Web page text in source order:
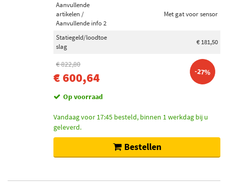
Aanvullende
artikelen /
Aanvullende info 2
Met gat voor sensor
Statiegeld/loodtoe
slag
€ 181,50
€ 822,80
€ 600,64 -27%
Op voorraad
Vandaag voor 17:45 besteld, binnen 1 werkdag bij u
geleverd.
Bestellen